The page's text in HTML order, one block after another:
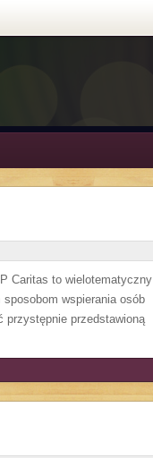
Caritas to wielotematyczny
wspierania osób
przedstawioną